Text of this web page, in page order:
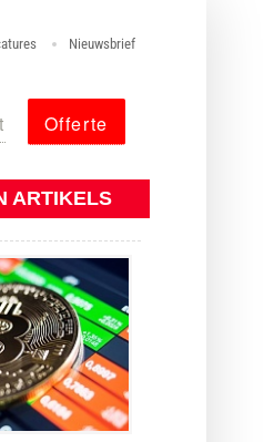
Nieuwsbrief
Offerte
ARTIKELS